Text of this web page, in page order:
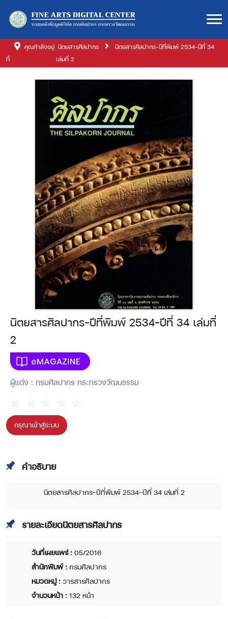
คุณกำลังอยู่
ที่
นิตยสารศิลปากร
นิตยสารศิลปากร-ปีที่พิมพ์ 2534-ปีที่ 34
เล่มที่ 2
นิตยสารศิลปากร-ปีที่พิมพ์ 2534-ปีที่ 34 เล่มที่
2
ผู้แต่ง : กรมศิลปากร กระทรวงวัฒนธรรม
กรุณาเข้าสู่ระบบ
คำอธิบาย
นิตยสารศิลปากร-ปีที่พิมพ์ 2534-ปีที่ 34 เล่มที่ 2
รายละเอียดนิตยสารศิลปากร
วันที่เผยแพร่ : 05/2016
สำนักพิมพ์ : กรมศิลปากร
หมวดหมู่ : วารสารศิลปากร
จำนวนหน้า : 132 หน้า